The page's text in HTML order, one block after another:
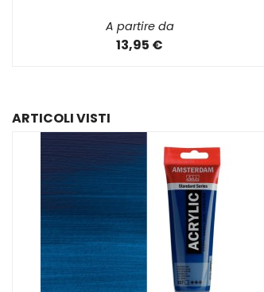
A partire da
13,95 €
ARTICOLI VISTI